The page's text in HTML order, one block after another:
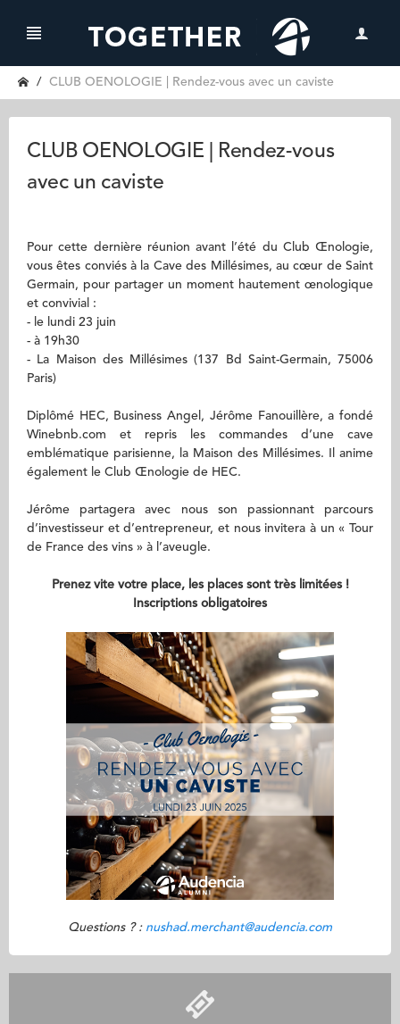
CLUB OENOLOGIE | Rendez-vous avec un caviste
CLUB OENOLOGIE | Rendez-vous
avec un caviste
Pour cette dernière réunion avant l’été du Club Œnologie,
vous êtes conviés à la Cave des Millésimes, au cœur de Saint
Germain, pour partager un moment hautement œnologique
et convivial :
- le lundi 23 juin
- à 19h30
- La Maison des Millésimes (137 Bd Saint-Germain, 75006
Paris)
Diplômé HEC, Business Angel, Jérôme Fanouillère, a fondé
Winebnb.com et repris les commandes d’une cave
emblématique parisienne, la Maison des Millésimes. Il anime
également le Club Œnologie de HEC.
Jérôme partagera avec nous son passionnant parcours
d’investisseur et d’entrepreneur, et nous invitera à un « Tour
de France des vins » à l’aveugle.
Prenez vite votre place, les places sont très limitées !
Inscriptions obligatoires
Questions ? : nushad.merchant@audencia.com